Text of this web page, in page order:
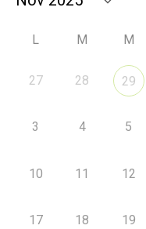
L M M
27 28 29
3 4 5
10 11 12
17 18 19